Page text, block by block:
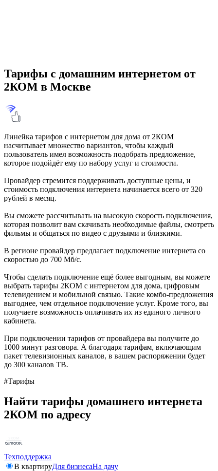
Тарифы с домашним интернетом от
2КОМ в Москве
Линейка тарифов с интернетом для дома от 2КОМ
насчитывает множество вариантов, чтобы каждый
пользователь имел возможность подобрать предложение,
которое подойдёт ему по набору услуг и стоимости.
Провайдер стремится поддерживать доступные цены, и
стоимость подключения интернета начинается всего от 320
рублей в месяц.
Вы сможете рассчитывать на высокую скорость подключения,
которая позволит вам скачивать необходимые файлы, смотреть
фильмы и общаться по видео с друзьями и близкими.
В регионе провайдер предлагает подключение интернета со
скоростью до 700 Мб/с.
Чтобы сделать подключение ещё более выгодным, вы можете
выбрать тарифы 2КОМ с интернетом для дома, цифровым
телевидением и мобильной связью. Такие комбо-предложения
выгоднее, чем отдельное подключение услуг. Кроме того, вы
получаете возможность оплачивать их из единого личного
кабинета.
При подключении тарифов от провайдера вы получите до
1000 минут разговора. А благодаря тарифам, включающим
пакет телевизионных каналов, в вашем распоряжении будет
до 300 каналов ТВ.
#Тарифы
Найти тарифы домашнего интернета
2КОМ по адресу
Техподдержка
В квартируДля бизнесаНа дачу